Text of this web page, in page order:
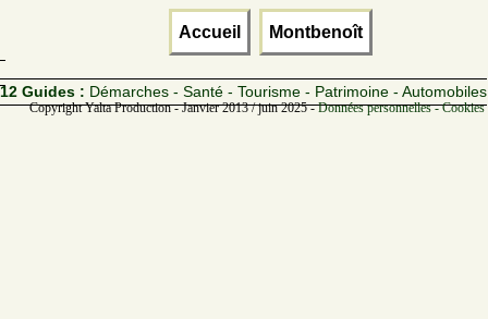
Accueil Montbenoît
12 Guides : Démarches - Santé - Tourisme - Patrimoine - Automobiles
Copyright Yalta Production - Janvier 2013 / juin 2025 -Données personnelles -